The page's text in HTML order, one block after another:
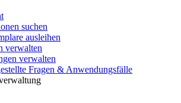
suchen
ausleihen
verwalten
verwalten
Fragen & Anwendungsfälle